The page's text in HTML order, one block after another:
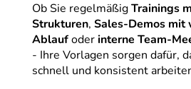
Ob Sie regelmäßigTrainings
Strukturen, Sales-Demos mit
Ablaufoderinterne Team-
- Ihre Vorlagen sorgen dafür,
schnell und konsistent